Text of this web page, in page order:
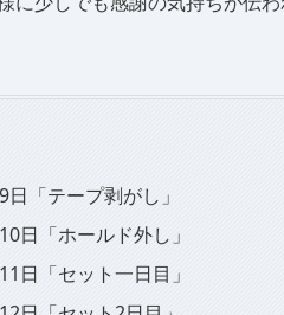
日「テープ剥がし」
日「ホールド外し」
日「セット一日目」